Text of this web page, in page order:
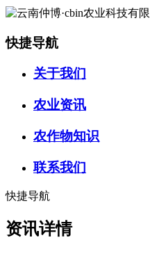
快捷导航
关于我们
农业资讯
农作物知识
联系我们
快捷导航
资讯详情